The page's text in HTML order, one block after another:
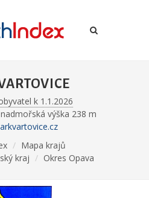
k 1.1.2026
nadmořská výška 238 m
Mapa krajů
kraj
Okres Opava